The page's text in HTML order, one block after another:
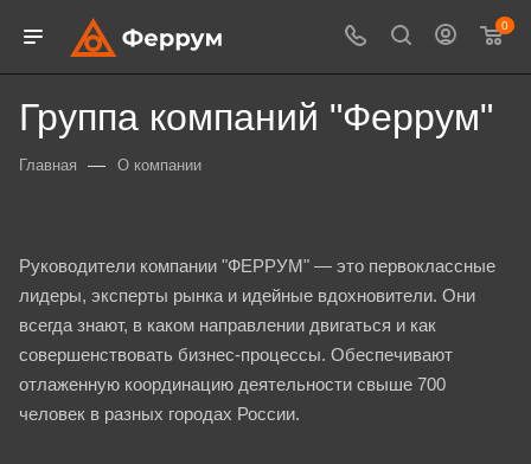
0
Группа компаний "Феррум"
Главная — О компании
Руководители компании "ФЕРРУМ" — это первоклассные
лидеры, эксперты рынка и идейные вдохновители. Они
всегда знают, в каком направлении двигаться и как
совершенствовать бизнес-процессы. Обеспечивают
отлаженную координацию деятельности свыше 700
человек в разных городах России.